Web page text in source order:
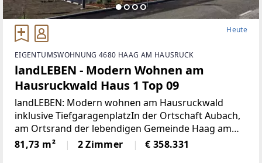
Heute
EIGENTUMSWOHNUNG 4680 HAAG AM HAUSRUCK
landLEBEN - Modern Wohnen am
Hausruckwald Haus 1 Top 09
landLEBEN: Modern wohnen am Hausruckwald
inklusive TiefgaragenplatzIn der Ortschaft Aubach,
am Ortsrand der lebendigen Gemeinde Haag am
Hausruck, eingebettet in die sanften Hügel des
Hausruckwaldes, liegt das neue Wohnprojekt
81,73 m² 2 Zimmer € 358.331